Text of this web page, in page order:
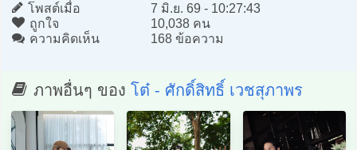
โพสต์เมื่อ
7 มิ.ย. 69 - 10:27:43
ถูกใจ
10,038 คน
ความคิดเห็น
168 ข้อความ
ภาพอื่นๆ ของ โต๋ - ศักดิ์สิทธิ์ เวชสุภาพร